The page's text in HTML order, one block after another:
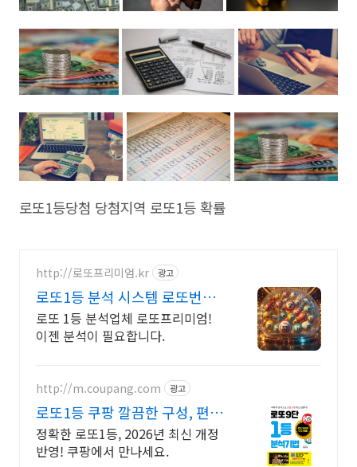
로또1등당첨 당첨지역 로또1등 확률
http://로또프리미엄.kr 광고
로또1등 분석 시스템 로또번호
분석업체
로또 1등 분석업체 로또프리미엄!
이젠 분석이 필요합니다.
http://m.coupang.com 광고
로또1등 쿠팡 깔끔한 구성, 편리
한 기록
정확한 로또1등, 2026년 최신 개정
반영! 쿠팡에서 만나세요.